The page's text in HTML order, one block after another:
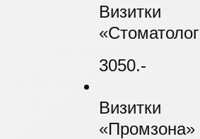
Визитки
3050.-
Визитки
«Промзона»